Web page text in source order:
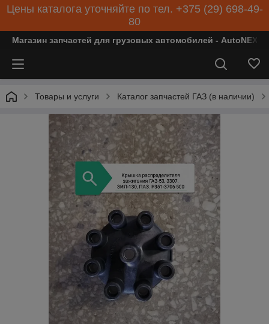
Цены каталога уточняйте по тел. +375 (29) 698-49-
80
Магазин запчастей для грузовых автомобилей - AutoNEXT
Товары и услуги Каталог запчастей ГАЗ (в наличии)